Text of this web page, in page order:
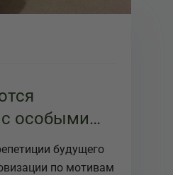
особыми
толстяка"
будущего
по мотивам